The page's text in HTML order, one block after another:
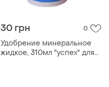
30 грн 0
Удобрение минеральное
жидкое, 310мл "успех" для